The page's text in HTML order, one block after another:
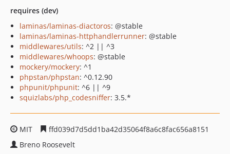
requires (dev)
laminas/laminas-diactoros: @stable
laminas/laminas-httphandlerrunner: @stable
middlewares/utils: ^2 || ^3
middlewares/whoops: @stable
mockery/mockery: ^1
phpstan/phpstan: ^0.12.90
phpunit/phpunit: ^6 || ^9
squizlabs/php_codesniffer: 3.5.*
MIT
ffd039d7d5dd1ba42d35064f8a6c8fac656a8151
Breno Roosevelt